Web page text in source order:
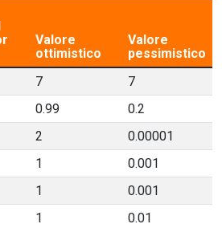
Valore
ottimistico
Valore
pessimistico
7
7
0.99
0.2
2
0.00001
1
0.001
1
0.001
1
0.01